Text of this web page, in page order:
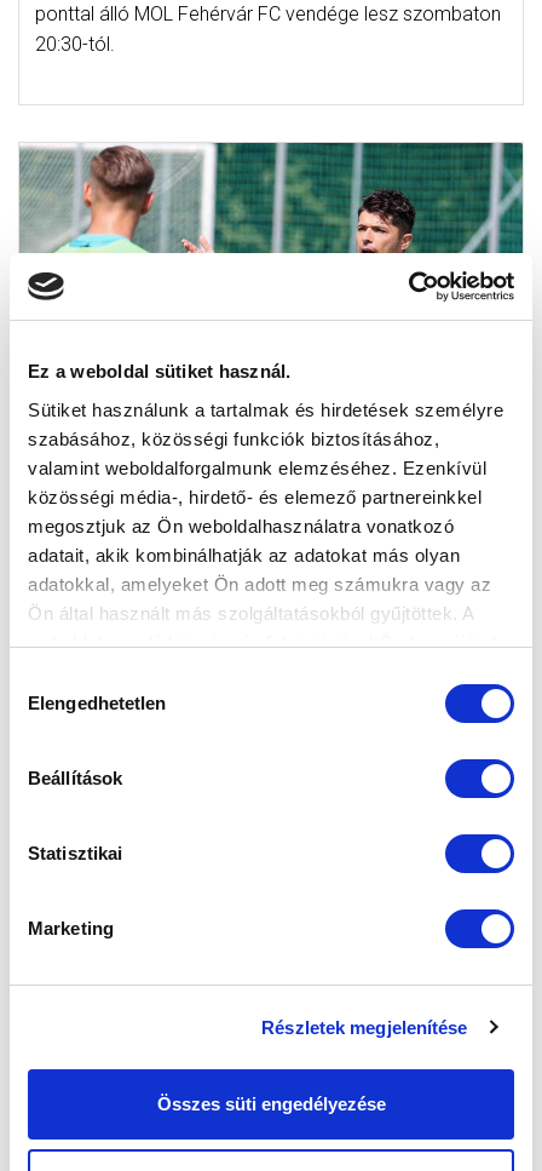
Ez a weboldal sütiket használ.
Sütiket használunk a tartalmak és hirdetések személyre
szabásához, közösségi funkciók biztosításához,
valamint weboldalforgalmunk elemzéséhez. Ezenkívül
közösségi média-, hirdető- és elemező partnereinkkel
megosztjuk az Ön weboldalhasználatra vonatkozó
adatait, akik kombinálhatják az adatokat más olyan
adatokkal, amelyeket Ön adott meg számukra vagy az
Ön által használt más szolgáltatásokból gyűjtöttek. A
weboldalon való böngészés folytatásával Ön hozzájárul a
kiválasztása
Elengedhetetlen
Beállítások
Statisztikai
Marketing
Részletek megjelenítése
Összes süti engedélyezése
ponttal álló MOL Fehérvár FC vendége lesz szombaton
20:30-tól.
COSTANTINO: „TISZTELJÜK AZ
ELLENFELET, DE GYŐZNI MEGYÜNK
FEHÉRVÁRRA” (VIDEÓ)
2021-08-27 16:37:36
Vezetőedzőnket, Giovanni Costantinót kérdeztük az
eddigi meccsekről, valamint a hétvégi fordulóról.
BIZALMAT” (VIDEÓ)
2021-08-26 16:37:37
Varju Benedeket kérdeztük az első néhány fordulóról és